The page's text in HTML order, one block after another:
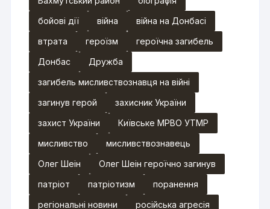
бойові дії
війна
війна на Донбасі
втрата
героїзм
героїчна загибель
Донбас
Дружба
загибель мисливствознавця на війні
загинув герой
захисник України
захист України
Київське МРВО УТМР
мисливство
мисливствознавець
Олег Шеін
Олег Шеін героїчно загинув
патріот
патріотизм
поранення
регіональні новини
російська агресія